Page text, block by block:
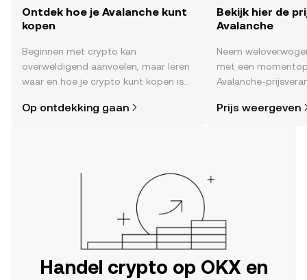
Ontdek hoe je Avalanche kunt
kopen
Beginnen met crypto kan
overweldigend aanvoelen, maar leren
waar en hoe je crypto kunt kopen is
reis op de mobiele app van OKX of
Op ontdekking gaan
Bekijk hier de
Avalanche
Neem
met een
Avalanche-
nieuws en meer.
Prijs weergeven
Handel crypto op OKX en